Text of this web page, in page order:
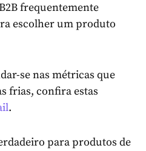
frequentemente
escolher um produto
se nas métricas que
frias, confira estas
.
para produtos de